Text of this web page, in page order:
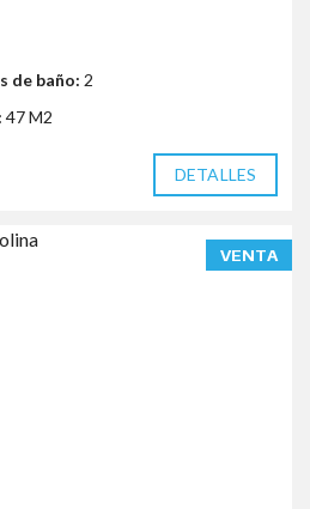
de baño: 2
47 M2
DETALLES
VENTA